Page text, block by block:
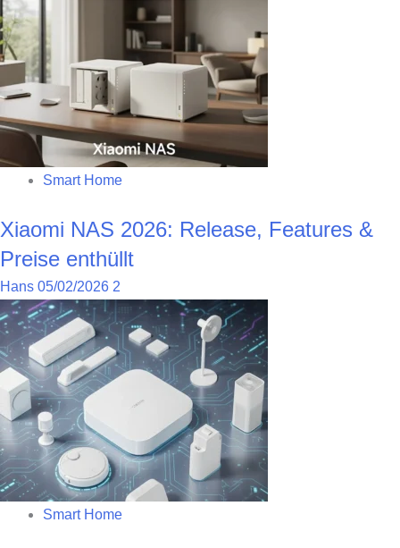
Smart Home
Xiaomi NAS 2026: Release, Features &
Preise enthüllt
Hans 05/02/2026 2
Smart Home